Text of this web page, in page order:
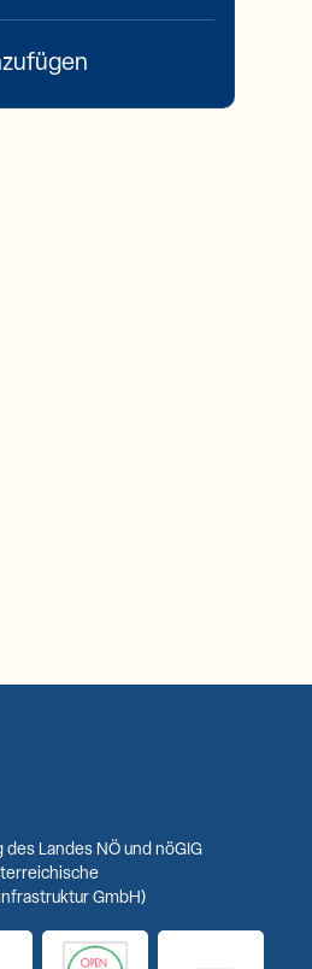
des Landes NÖ und nöGIG
GmbH)